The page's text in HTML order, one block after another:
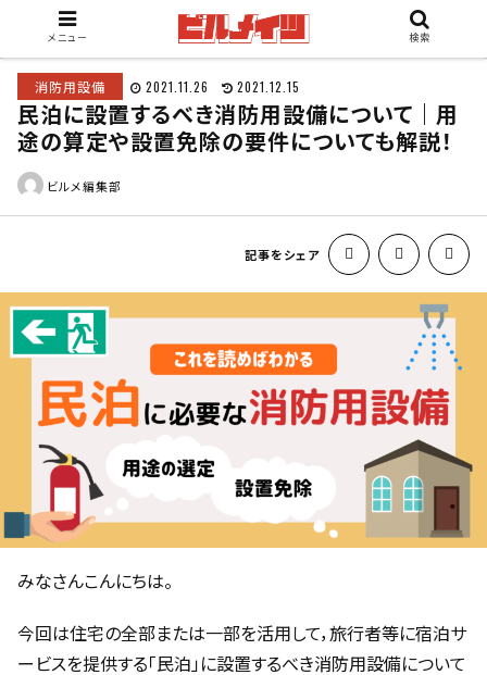
消防用設備 2021.11.26 2021.12.15
民泊に設置するべき消防用設備について｜用
途の算定や設置免除の要件についても解説！
ビルメ編集部
みなさんこんにちは。
今回は住宅の全部または一部を活用して，旅行者等に宿泊サ
ービスを提供する「民泊」に設置するべき消防用設備について
メニュー 検索